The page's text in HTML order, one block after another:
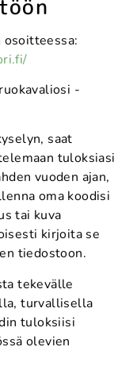
osoitteessa:
-
saat
tuloksiasi
vuoden ajan,
oma koodisi
tai kuva
kirjoita se
tiedostoon.
tekevälle
turvallisella
tuloksiisi
olevien